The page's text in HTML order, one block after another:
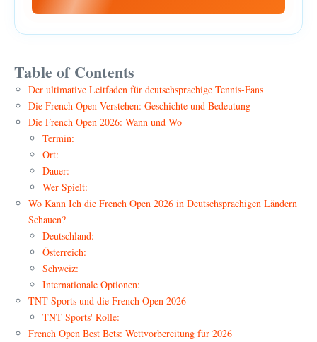
Table of Contents
Der ultimative Leitfaden für deutschsprachige Tennis-Fans
Die French Open Verstehen: Geschichte und Bedeutung
Die French Open 2026: Wann und Wo
Termin:
Ort:
Dauer:
Wer Spielt:
Wo Kann Ich die French Open 2026 in Deutschsprachigen Ländern
Schauen?
Deutschland:
Österreich:
Schweiz:
Internationale Optionen:
TNT Sports und die French Open 2026
TNT Sports' Rolle:
French Open Best Bets: Wettvorbereitung für 2026